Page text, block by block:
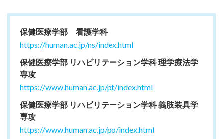
保健医療学部 看護学科
https://human.ac.jp/ns/index.html
保健医療学部 リハビリテーション学科 理学療法学
専攻
https://www.human.ac.jp/pt/index.html
保健医療学部 リハビリテーション学科 義肢装具学
専攻
https://www.human.ac.jp/po/index.html